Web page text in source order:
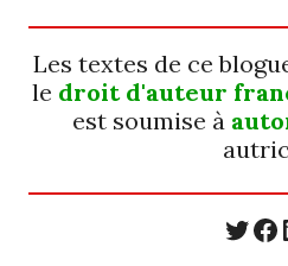
Les textes de ce
le droit d'auteur
est soumise à